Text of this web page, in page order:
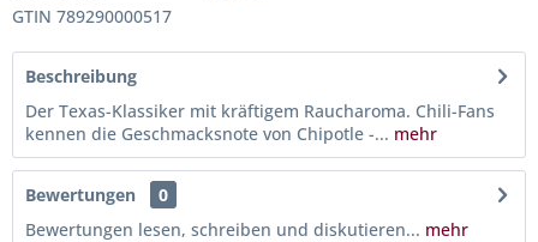
GTIN 789290000517
Beschreibung
Der Texas-Klassiker mit kräftigem Raucharoma. Chili-Fans
kennen die Geschmacksnote von Chipotle -... mehr
Bewertungen
0
Bewertungen lesen, schreiben und diskutieren... mehr